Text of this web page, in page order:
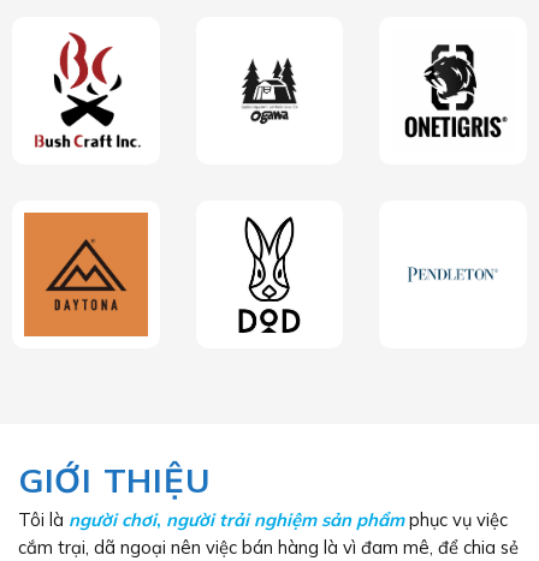
GIỚI THIỆU
Tôi là người chơi, người trải nghiệm sản phẩmphục vụ việc
cắm trại, dã ngoại nên việc bán hàng là vì đam mê, để chia sẻ